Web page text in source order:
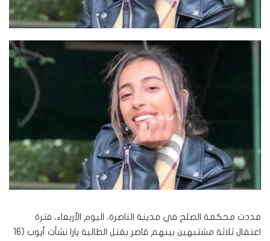
مددت محكمة الصلح في مدينة الناصرة، اليوم الأربعاء، فترة
اعتقال ثلاثة مشتبهين بينهم قاصر بقتل الطالبة يارا نشأت أيوب (16